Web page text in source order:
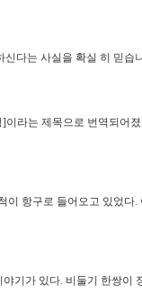
다는 사실을 확실 히 믿
라는 제목으로 번역되어
항구로 들어오고 있었
기가 있다. 비둘기 한쌍